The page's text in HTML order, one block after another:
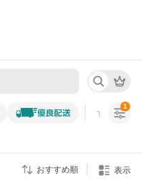
すべての条
1
おすすめ順 表示